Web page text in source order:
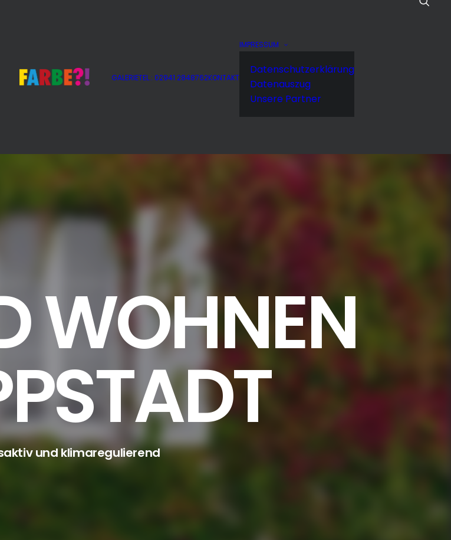
GALERIETEL.: 02941 2848762KONTAKT
IMPRESSUM
Datenschutzerklärung
Datenauszug
Unsere Partner
WOHNEN
und klimaregulierend